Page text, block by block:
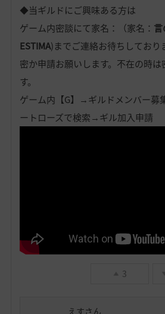
◆当ギルドにご興味ある方は
ゲーム内密談にて家名：（家名：
ESTIMA)までご連絡お待ちしており
密か申請お願いします。不在の時
す。
ゲーム内【G】→ギルドメンバー
ートローズで検索→ギル加入申請
3
えすさん